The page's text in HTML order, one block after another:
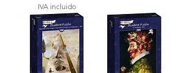
IVA incluido